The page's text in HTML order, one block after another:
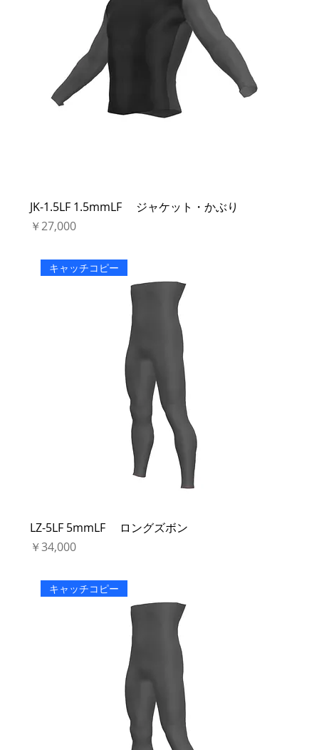
JK-1.5LF 1.5mmLF ジャケット・かぶり
価格
￥27,000
キャッチコピー
LZ-5LF 5mmLF ロングズボン
価格
￥34,000
キャッチコピー